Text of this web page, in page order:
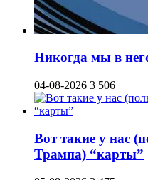
Никогда мы в
04-08-2026 3 506
Вот такие у нас
Трампа) “карты”